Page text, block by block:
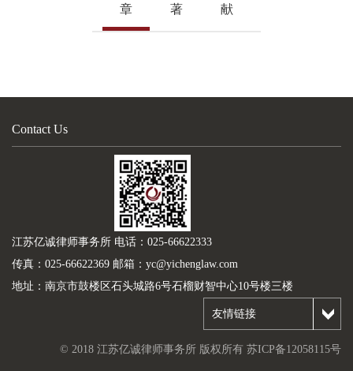
章
著
献
Contact Us
江苏亿诚律师事务所 电话：025-66622333
传真：025-66622369 邮箱：yc@yichenglaw.com
地址：南京市鼓楼区石头城路6号石榴财智中心10号楼三楼
友情链接
© 2018 江苏亿诚律师事务所 版权所有 苏ICP备12058115号